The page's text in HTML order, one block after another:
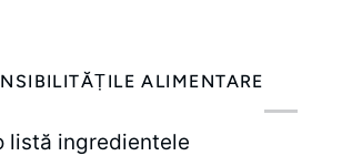
ALIMENTARE
listă ingredientele